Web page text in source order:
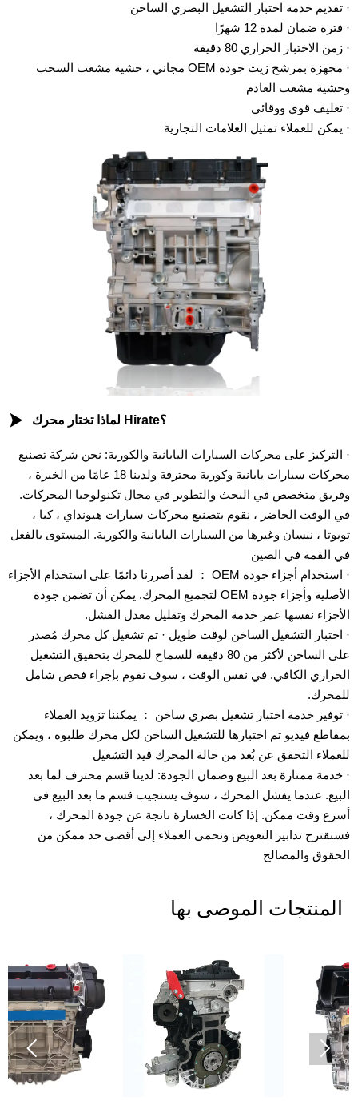
· تقديم خدمة اختبار التشغيل البصري الساخن
· فترة ضمان لمدة 12 شهرًا
· زمن الاختبار الحراري 80 دقيقة
· مجهزة بمرشح زيت جودة OEM مجاني ، حشية مشعب السحب
وحشية مشعب العادم
· تغليف قوي ووقائي
· يمكن للعملاء تمثيل العلامات التجارية
 لماذا تختار محرك Hirate؟
· التركيز على محركات السيارات اليابانية والكورية: نحن شركة تصنيع
محركات سيارات يابانية وكورية محترفة ولدينا 18 عامًا من الخبرة ،
وفريق متخصص في البحث والتطوير في مجال تكنولوجيا المحركات.
في الوقت الحاضر ، نقوم بتصنيع محركات سيارات هيونداي ، كيا ،
تويوتا ، نيسان وغيرها من السيارات اليابانية والكورية. المستوى بالفعل
في القمة في الصين
· استخدام أجزاء جودة OEM ： لقد أصررنا دائمًا على استخدام الأجزاء
الأصلية وأجزاء جودة OEM لتجميع المحرك. يمكن أن تضمن جودة
الأجزاء نفسها عمر خدمة المحرك وتقليل معدل الفشل.
· اختبار التشغيل الساخن لوقت طويل · تم تشغيل كل محرك مُصدر
على الساخن لأكثر من 80 دقيقة للسماح للمحرك بتحقيق التشغيل
الحراري الكافي. في نفس الوقت ، سوف نقوم بإجراء فحص شامل
للمحرك.
· توفير خدمة اختبار تشغيل بصري ساخن ： يمكننا تزويد العملاء
بمقاطع فيديو تم اختبارها للتشغيل الساخن لكل محرك طلبوه ، ويمكن
للعملاء التحقق عن بُعد من حالة المحرك قيد التشغيل
· خدمة ممتازة بعد البيع وضمان الجودة: لدينا قسم محترف لما بعد
البيع. عندما يفشل المحرك ، سوف يستجيب قسم ما بعد البيع في
أسرع وقت ممكن. إذا كانت الخسارة ناتجة عن جودة المحرك ،
فسنقترح تدابير التعويض ونحمي العملاء إلى أقصى حد ممكن من
الحقوق والمصالح
المنتجات الموصى بها
 